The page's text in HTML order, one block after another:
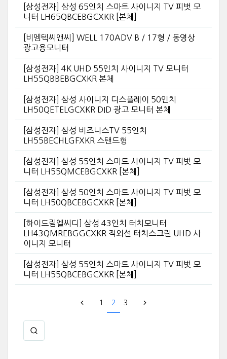
[삼성전자] 삼성 65인치 스마트 사이니지 TV 피벗 모
니터 LH65QBCEBGCXKR [본체]
[비엠텍씨앤씨] WELL 170ADV B / 17형 / 동영상
광고용모니터
[삼성전자] 4K UHD 55인치 사이니지 TV 모니터
LH55QBBEBGCXKR 본체
[삼성전자] 삼성 사이니지 디스플레이 50인치
LH50QETELGCXKR DID 광고 모니터 본체
[삼성전자] 삼성 비즈니스TV 55인치
LH55BECHLGFXKR 스탠드형
[삼성전자] 삼성 55인치 스마트 사이니지 TV 피벗 모
니터 LH55QMCEBGCXKR [본체]
[삼성전자] 삼성 50인치 스마트 사이니지 TV 피벗 모
니터 LH50QBCEBGCXKR [본체]
[하이드림엘씨디] 삼성 43인치 터치모니터
LH43QMREBGGCXKR 적외선 터치스크린 UHD 사
이니지 모니터
[삼성전자] 삼성 55인치 스마트 사이니지 TV 피벗 모
니터 LH55QBCEBGCXKR [본체]
1 2 3